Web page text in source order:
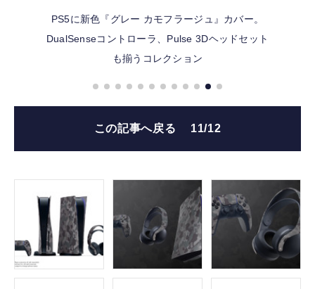
PS5に新色『グレー カモフラージュ』カバー。
DualSenseコントローラ、Pulse 3Dヘッドセット
も揃うコレクション
この記事へ戻る 11/12